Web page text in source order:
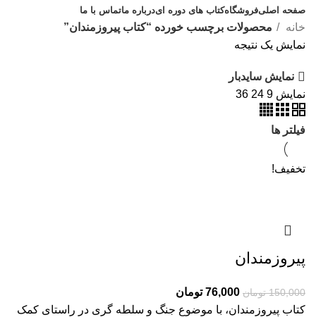
صفحه اصلیفروشگاهکتاب های دوره ایدرباره ماتماس با ما
خانه
محصولات برچسب خورده “کتاب پیروزمندان”
نمایش یک نتیجه
نمایش سایدبار
نمایش 9
24
36
فیلتر ها
تخفیف!
پیروزمندان
150,000 تومان 76,000 تومان
کتاب پیروزمندان، با موضوع جنگ و سلطه گری در راستای کمک